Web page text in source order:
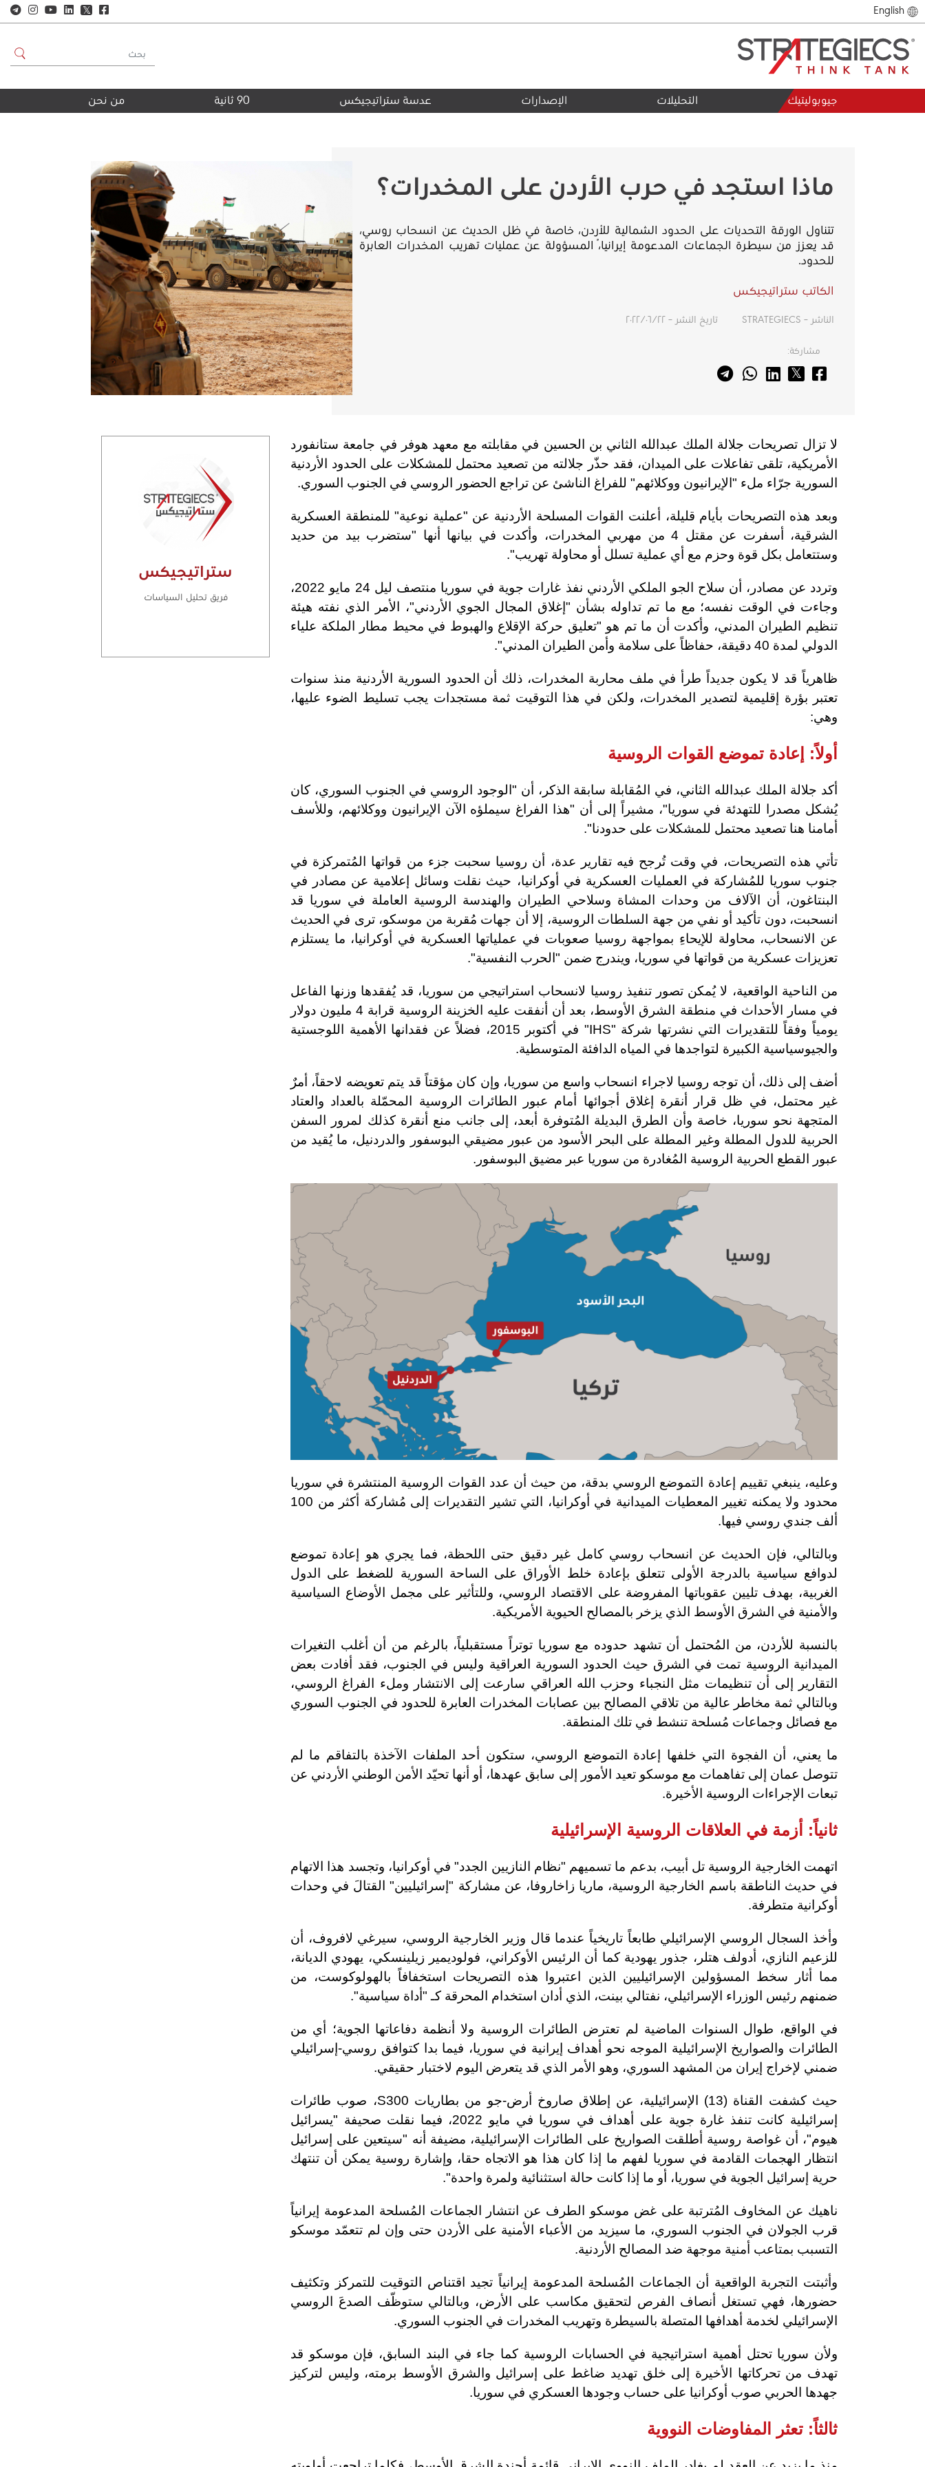
English
𝕏
جيوبوليتيك التحليلات الإصدارات عدسة ستراتيجيكس 90 ثانية من نحن
ماذا استجد في حرب الأردن على المخدرات؟
تتناول الورقة التحديات على الحدود الشمالية للأردن، خاصة في ظل الحديث عن انسحاب روسي،
قد يعزز من سيطرة الجماعات المدعومة إيرانياً، المسؤولة عن عمليات تهريب المخدرات العابرة
للحدود.
الكاتب ستراتيجيكس
الناشر – STRATEGIECS تاريخ النشر – ٢٢‏/٠٦‏/٢٠٢٢
مشاركة:
لا تزال تصريحات جلالة الملك عبدالله الثاني بن الحسين في مقابلته مع معهد هوفر في جامعة ستانفورد
الأمريكية، تلقى تفاعلات على الميدان، فقد حذّر جلالته من تصعيد محتمل للمشكلات على الحدود الأردنية
السورية جرّاء ملء "الإيرانيون ووكلائهم" للفراغ الناشئ عن تراجع الحضور الروسي في الجنوب السوري.
وبعد هذه التصريحات بأيام قليلة، أعلنت القوات المسلحة الأردنية عن "عملية نوعية" للمنطقة العسكرية
الشرقية، أسفرت عن مقتل 4 من مهربي المخدرات، وأكدت في بيانها أنها "ستضرب بيد من حديد
وستتعامل بكل قوة وحزم مع أي عملية تسلل أو محاولة تهريب".
وتردد عن مصادر، أن سلاح الجو الملكي الأردني نفذ غارات جوية في سوريا منتصف ليل 24 مايو 2022،
وجاءت في الوقت نفسه؛ مع ما تم تداوله بشأن "إغلاق المجال الجوي الأردني"، الأمر الذي نفته هيئة
تنظيم الطيران المدني، وأكدت أن ما تم هو "تعليق حركة الإقلاع والهبوط في محيط مطار الملكة علياء
الدولي لمدة 40 دقيقة، حفاظاً على سلامة وأمن الطيران المدني".
ظاهرياً قد لا يكون جديداً طرأ في ملف محاربة المخدرات، ذلك أن الحدود السورية الأردنية منذ سنوات
تعتبر بؤرة إقليمية لتصدير المخدرات، ولكن في هذا التوقيت ثمة مستجدات يجب تسليط الضوء عليها،
وهي:
أولاً: إعادة تموضع القوات الروسية
أكد جلالة الملك عبدالله الثاني، في المُقابلة سابقة الذكر، أن "الوجود الروسي في الجنوب السوري، كان
يُشكل مصدرا للتهدئة في سوريا"، مشيراً إلى أن "هذا الفراغ سيملؤه الآن الإيرانيون ووكلائهم، وللأسف
أمامنا هنا تصعيد محتمل للمشكلات على حدودنا".
تأتي هذه التصريحات، في وقت تُرجح فيه تقارير عدة، أن روسيا سحبت جزء من قواتها المُتمركزة في
جنوب سوريا للمُشاركة في العمليات العسكرية في أوكرانيا، حيث نقلت وسائل إعلامية عن مصادر في
البنتاغون، أن الآلاف من وحدات المشاة وسلاحي الطيران والهندسة الروسية العاملة في سوريا قد
انسحبت، دون تأكيد أو نفي من جهة السلطات الروسية، إلا أن جهات مُقربة من موسكو، ترى في الحديث
عن الانسحاب، محاولة للإيحاءِ بمواجهة روسيا صعوبات في عملياتها العسكرية في أوكرانيا، ما يستلزم
تعزيزات عسكرية من قواتها في سوريا، ويندرج ضمن "الحرب النفسية".
من الناحية الواقعية، لا يُمكن تصور تنفيذ روسيا لانسحاب استراتيجي من سوريا، قد يُفقدها وزنها الفاعل
في مسار الأحداث في منطقة الشرق الأوسط، بعد أن أنفقت عليه الخزينة الروسية قرابة 4 مليون دولار
يومياً وفقاً للتقديرات التي نشرتها شركة "IHS" في أكتوبر 2015، فضلاً عن فقدانها الأهمية اللوجستية
والجيوسياسية الكبيرة لتواجدها في المياه الدافئة المتوسطية.
أضف إلى ذلك، أن توجه روسيا لاجراء انسحاب واسع من سوريا، وإن كان مؤقتاً قد يتم تعويضه لاحقاً، أمرٌ
غير محتمل، في ظل قرار أنقرة إغلاق أجوائها أمام عبور الطائرات الروسية المحمّلة بالعداد والعتاد
المتجهة نحو سوريا، خاصة وأن الطرق البديلة المُتوفرة أبعد، إلى جانب منع أنقرة كذلك لمرور السفن
الحربية للدول المطلة وغير المطلة على البحر الأسود من عبور مضيقي البوسفور والدردنيل، ما يُقيد من
عبور القطع الحربية الروسية المُغادرة من سوريا عبر مضيق البوسفور.
وعليه، ينبغي تقييم إعادة التموضع الروسي بدقة، من حيث أن عدد القوات الروسية المنتشرة في سوريا
محدود ولا يمكنه تغيير المعطيات الميدانية في أوكرانيا، التي تشير التقديرات إلى مُشاركة أكثر من 100
ألف جندي روسي فيها.
وبالتالي، فإن الحديث عن انسحاب روسي كامل غير دقيق حتى اللحظة، فما يجري هو إعادة تموضع
لدوافع سياسية بالدرجة الأولى تتعلق بإعادة خلط الأوراق على الساحة السورية للضغط على الدول
الغربية، بهدف تليين عقوباتها المفروضة على الاقتصاد الروسي، وللتأثير على مجمل الأوضاع السياسية
والأمنية في الشرق الأوسط الذي يزخر بالمصالح الحيوية الأمريكية.
بالنسبة للأردن، من المُحتمل أن تشهد حدوده مع سوريا توتراً مستقبلياً، بالرغم من أن أغلب التغيرات
الميدانية الروسية تمت في الشرق حيث الحدود السورية العراقية وليس في الجنوب، فقد أفادت بعض
التقارير إلى أن تنظيمات مثل النجباء وحزب الله العراقي سارعت إلى الانتشار وملء الفراغ الروسي،
وبالتالي ثمة مخاطر عالية من تلاقي المصالح بين عصابات المخدرات العابرة للحدود في الجنوب السوري
مع فصائل وجماعات مُسلحة تنشط في تلك المنطقة.
ما يعني، أن الفجوة التي خلفها إعادة التموضع الروسي، ستكون أحد الملفات الآخذة بالتفاقم ما لم
تتوصل عمان إلى تفاهمات مع موسكو تعيد الأمور إلى سابق عهدها، أو أنها تحيّد الأمن الوطني الأردني عن
تبعات الإجراءات الروسية الأخيرة.
ثانياً: أزمة في العلاقات الروسية الإسرائيلية
اتهمت الخارجية الروسية تل أبيب، بدعم ما تسميهم "نظام النازيين الجدد" في أوكرانيا، وتجسد هذا الاتهام
في حديث الناطقة باسم الخارجية الروسية، ماريا زاخاروفا، عن مشاركة "إسرائيليين" القتالَ في وحدات
أوكرانية متطرفة.
وأخذ السجال الروسي الإسرائيلي طابعاً تاريخياً عندما قال وزير الخارجية الروسي، سيرغي لافروف، أن
للزعيم النازي، أدولف هتلر، جذور يهودية كما أن الرئيس الأوكراني، فولوديمير زيلينسكي، يهودي الديانة،
مما أثار سخط المسؤولين الإسرائيليين الذين اعتبروا هذه التصريحات استخفافاً بالهولوكوست، من
ضمنهم رئيس الوزراء الإسرائيلي، نفتالي بينت، الذي أدان استخدام المحرقة كـ "أداة سياسية".
في الواقع، طوال السنوات الماضية لم تعترض الطائرات الروسية ولا أنظمة دفاعاتها الجوية؛ أي من
الطائرات والصواريخ الإسرائيلية الموجه نحو أهداف إيرانية في سوريا، فيما بدا كتوافق روسي-إسرائيلي
ضمني لإخراج إيران من المشهد السوري، وهو الأمر الذي قد يتعرض اليوم لاختبار حقيقي.
حيث كشفت القناة (13) الإسرائيلية، عن إطلاق صاروخ أرض-جو من بطاريات S300، صوب طائرات
إسرائيلية كانت تنفذ غارة جوية على أهداف في سوريا في مايو 2022، فيما نقلت صحيفة "يسرائيل
هيوم"، أن غواصة روسية أطلقت الصواريخ على الطائرات الإسرائيلية، مضيفة أنه "سيتعين على إسرائيل
انتظار الهجمات القادمة في سوريا لفهم ما إذا كان هذا هو الاتجاه حقا، وإشارة روسية يمكن أن تنتهك
حرية إسرائيل الجوية في سوريا، أو ما إذا كانت حالة استثنائية ولمرة واحدة".
ناهيك عن المخاوف المُترتبة على غض موسكو الطرف عن انتشار الجماعات المُسلحة المدعومة إيرانياً
قرب الجولان في الجنوب السوري، ما سيزيد من الأعباء الأمنية على الأردن حتى وإن لم تتعمّد موسكو
التسبب بمتاعب أمنية موجهة ضد المصالح الأردنية.
وأثبتت التجربة الواقعية أن الجماعات المُسلحة المدعومة إيرانياً تجيد اقتناص التوقيت للتمركز وتكثيف
حضورها، فهي تستغل أنصاف الفرص لتحقيق مكاسب على الأرض، وبالتالي ستوظّف الصدعَ الروسي
الإسرائيلي لخدمة أهدافها المتصلة بالسيطرة وتهريب المخدرات في الجنوب السوري.
ولأن سوريا تحتل أهمية استراتيجية في الحسابات الروسية كما جاء في البند السابق، فإن موسكو قد
تهدف من تحركاتها الأخيرة إلى خلق تهديد ضاغط على إسرائيل والشرق الأوسط برمته، وليس لتركيز
جهدها الحربي صوب أوكرانيا على حساب وجودها العسكري في سوريا.
ثالثاً: تعثر المفاوضات النووية
ستراتيجيكس
فريق تحليل السياسات